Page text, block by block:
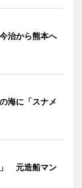
治から熊本へ
海に「スナメ
」 元造船マン